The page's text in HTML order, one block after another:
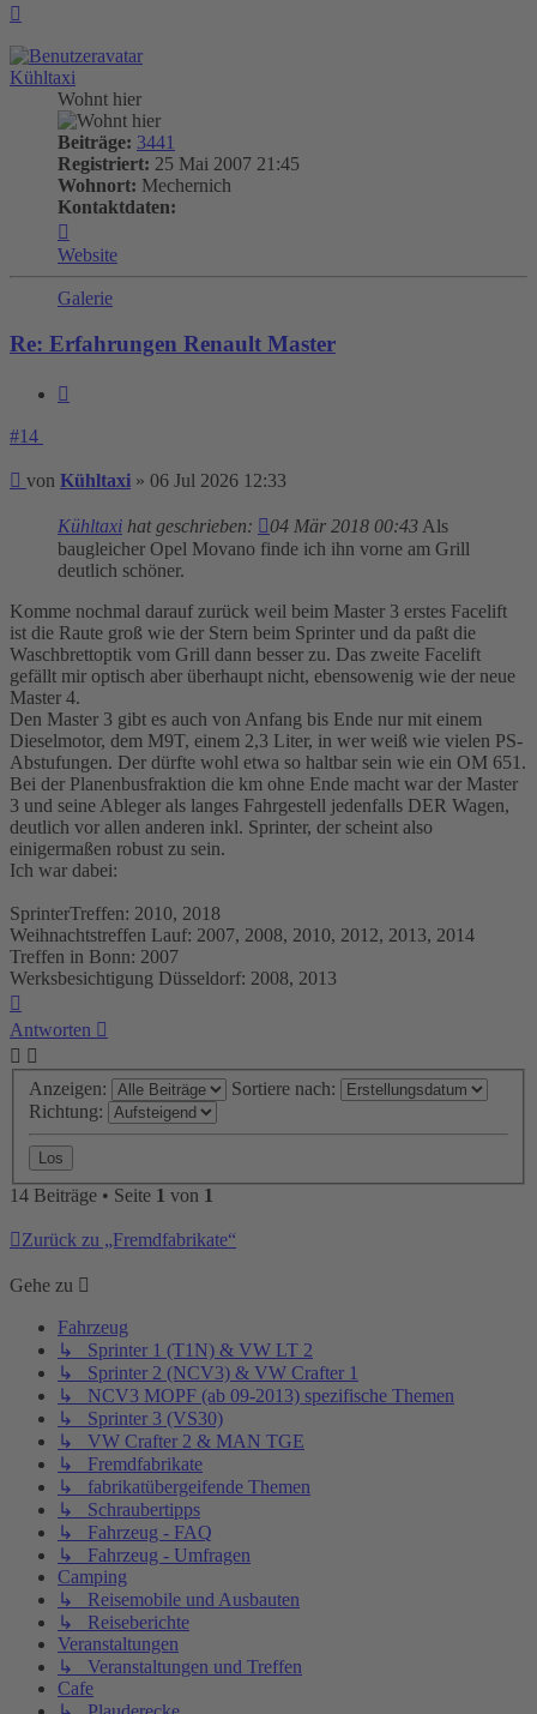
Kühltaxi
Wohnt hier
Beiträge: 3441
Registriert: 25 Mai 2007 21:45
Wohnort: Mechernich
Kontaktdaten:
von
Kühltaxi
Website
Galerie
Re: Erfahrungen Renault Master
#14
Beitrag
von Kühltaxi » 06 Jul 2026 12:33
Kühltaxi hat geschrieben: 04 Mär 2018 00:43 Als
baugleicher Opel Movano finde ich ihn vorne am Grill
deutlich schöner.
Komme nochmal darauf zurück weil beim Master 3 erstes Facelift
ist die Raute groß wie der Stern beim Sprinter und da paßt die
Waschbrettoptik vom Grill dann besser zu. Das zweite Facelift
gefällt mir optisch aber überhaupt nicht, ebensowenig wie der neue
Master 4.
Den Master 3 gibt es auch von Anfang bis Ende nur mit einem
Dieselmotor, dem M9T, einem 2,3 Liter, in wer weiß wie vielen PS-
Abstufungen. Der dürfte wohl etwa so haltbar sein wie ein OM 651.
Bei der Planenbusfraktion die km ohne Ende macht war der Master
3 und seine Ableger als langes Fahrgestell jedenfalls DER Wagen,
deutlich vor allen anderen inkl. Sprinter, der scheint also
einigermaßen robust zu sein.
Ich war dabei:
SprinterTreffen: 2010, 2018
Weihnachtstreffen Lauf: 2007, 2008, 2010, 2012, 2013, 2014
Treffen in Bonn: 2007
Werksbesichtigung Düsseldorf: 2008, 2013
Antworten
Anzeigen:
Sortiere nach:
Richtung:
14 Beiträge • Seite 1 von 1
Zurück zu „Fremdfabrikate“
Gehe zu
Fahrzeug
↳ Sprinter 1 (T1N) & VW LT 2
↳ Sprinter 2 (NCV3) & VW Crafter 1
↳ NCV3 MOPF (ab 09-2013) spezifische Themen
↳ Sprinter 3 (VS30)
↳ VW Crafter 2 & MAN TGE
↳ Fremdfabrikate
↳ fabrikatübergeifende Themen
↳ Schraubertipps
↳ Fahrzeug - FAQ
↳ Fahrzeug - Umfragen
Camping
↳ Reisemobile und Ausbauten
↳ Reiseberichte
Veranstaltungen
↳ Veranstaltungen und Treffen
Cafe